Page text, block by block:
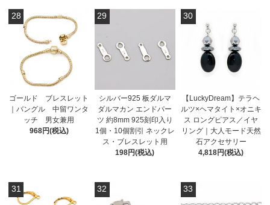
28
ゴールド ブレスレット
｜バングル 中留ワンタ
ッチ 男女兼用
968円(税込)
29
シルバー925 板ダルマ
ダルマカン エンドパー
ツ 約8mm 925刻印入り
1個・10個割引 ネックレ
ス・ブレスレット用
198円(税込)
30
【LuckyDream】テラヘ
ルツ×ヘマタイト×オニキ
ス ロングピアス／イヤ
リング｜大人モード天然
石アクセサリー
4,818円(税込)
31 32 33